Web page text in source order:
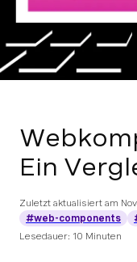
Ein
Zuletzt aktualisiert am
#web-components
Lesedauer: 10 Minuten